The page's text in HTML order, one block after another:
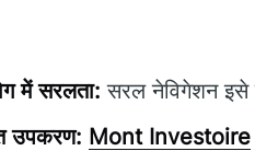
में सरलता: सरल नेविगेशन इसे
उपकरण: Mont Investoire